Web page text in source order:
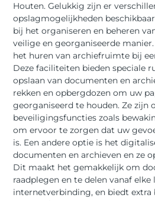
Houten. Gelukkig zijn er
opslagmogelijkheden
bij het organiseren en beheren
veilige en georganiseerde
het huren van archiefruimte bij
Deze faciliteiten bieden speciale
opslaan van documenten en
rekken en opbergdozen om uw
georganiseerd te houden. Ze zijn
beveiligingsfuncties zoals
om ervoor te zorgen dat uw
is. Een andere optie is het
documenten en archieven en ze
Dit maakt het gemakkelijk om
raadplegen en te delen vanaf
internetverbinding, en biedt